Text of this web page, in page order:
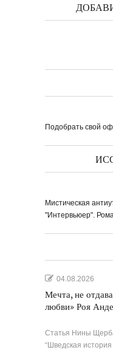
Подобрать свой
Мистическая
"Интервьюер".
04.08.2026
Мечта, не
любви» Роя
Статья Нины
“Шведская